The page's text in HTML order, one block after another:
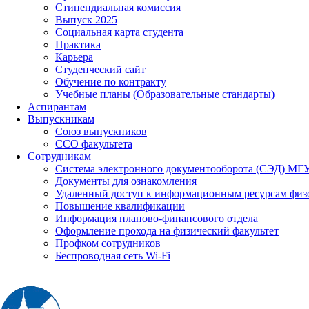
Стипендиальная комиссия
Выпуск 2025
Социальная карта студента
Практика
Карьера
Студенческий сайт
Обучение по контракту
Учебные планы (Образовательные стандарты)
Аспирантам
Выпускникам
Союз выпускников
ССО факультета
Сотрудникам
Система электронного документооборота (СЭД)
Документы для ознакомления
Удаленный доступ к информационным ресурсам
Повышение квалификации
Информация планово-финансового отдела
Оформление прохода на физический факультет
Профком сотрудников
Беспроводная сеть Wi-Fi